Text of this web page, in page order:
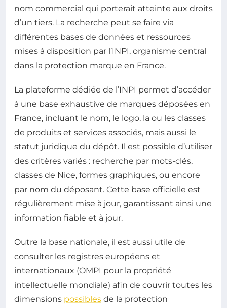
nom commercial qui porterait atteinte aux droits
d’un tiers. La recherche peut se faire via
différentes bases de données et ressources
mises à disposition par l’INPI, organisme central
dans la protection marque en France.
La plateforme dédiée de l’INPI permet d’accéder
à une base exhaustive de marques déposées en
France, incluant le nom, le logo, la ou les classes
de produits et services associés, mais aussi le
statut juridique du dépôt. Il est possible d’utiliser
des critères variés : recherche par mots-clés,
classes de Nice, formes graphiques, ou encore
par nom du déposant. Cette base officielle est
régulièrement mise à jour, garantissant ainsi une
information fiable et à jour.
Outre la base nationale, il est aussi utile de
consulter les registres européens et
internationaux (OMPI pour la propriété
intellectuelle mondiale) afin de couvrir toutes les
dimensions possibles de la protection